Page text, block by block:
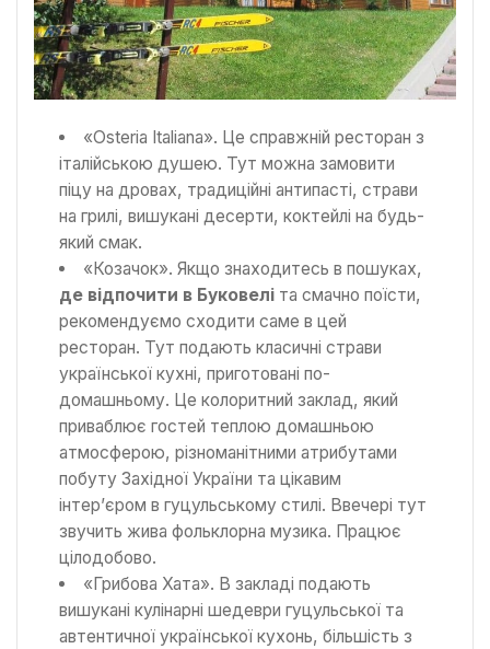
«Osteria Italiana». Це справжній ресторан з
італійською душею. Тут можна замовити
піцу на дровах, традиційні антипасті, страви
на грилі, вишукані десерти, коктейлі на будь-
який смак.
«Козачок». Якщо знаходитесь в пошуках,
де відпочити в Буковелі та смачно поїсти,
рекомендуємо сходити саме в цей
ресторан. Тут подають класичні страви
української кухні, приготовані по-
домашньому. Це колоритний заклад, який
приваблює гостей теплою домашньою
атмосферою, різноманітними атрибутами
побуту Західної України та цікавим
інтер’єром в гуцульському стилі. Ввечері тут
звучить жива фольклорна музика. Працює
цілодобово.
«Грибова Хата». В закладі подають
вишукані кулінарні шедеври гуцульської та
автентичної української кухонь, більшість з